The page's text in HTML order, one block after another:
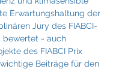
Erwartungshaltung der
Jury des FIABCI-
bewertet - auch
des FIABCI Prix
Beiträge für den